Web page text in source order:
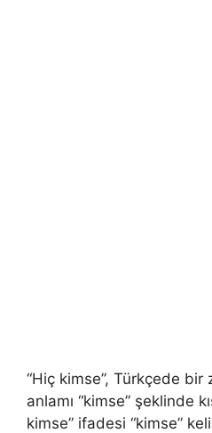
“Hiç kimse”, Türkçede
anlamı “kimse” şeklinde
kimse” ifadesi “kimse”